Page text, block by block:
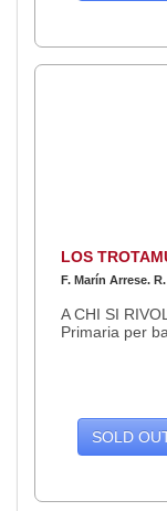
LOS
F. Marín Arrese.
A CHI SI
Primaria per
SOLD